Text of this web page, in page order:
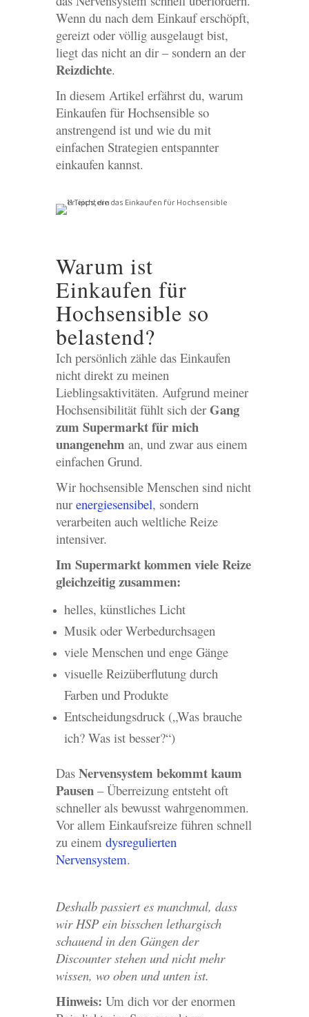
Wenn du nach dem Einkauf erschöpft,
gereizt oder völlig ausgelaugt bist,
liegt das nicht an dir – sondern an der
Reizdichte.
In diesem Artikel erfährst du, warum
Einkaufen für Hochsensible so
anstrengend ist und wie du mit
einfachen Strategien entspannter
einkaufen kannst.
Warum ist
Einkaufen für
Hochsensible so
belastend?
Ich persönlich zähle das Einkaufen
nicht direkt zu meinen
Lieblingsaktivitäten. Aufgrund meiner
Hochsensibilität fühlt sich der Gang
zum Supermarkt für mich
unangenehm an, und zwar aus einem
einfachen Grund.
Wir hochsensible Menschen sind nicht
nur energiesensibel, sondern
verarbeiten auch weltliche Reize
intensiver.
Im Supermarkt kommen viele Reize
gleichzeitig zusammen:
helles, künstliches Licht
Musik oder Werbedurchsagen
viele Menschen und enge Gänge
visuelle Reizüberflutung durch
Farben und Produkte
Entscheidungsdruck („Was brauche
ich? Was ist besser?“)
Das Nervensystem bekommt kaum
Pausen– Überreizung entsteht oft
schneller als bewusst wahrgenommen.
Vor allem Einkaufsreize führen schnell
zu einem dysregulierten
Nervensystem.
Deshalb passiert es manchmal, dass
wir HSP ein bisschen lethargisch
schauend in den Gängen der
Discounter stehen und nicht mehr
wissen, wo oben und unten ist.
Hinweis: Um dich vor der enormen